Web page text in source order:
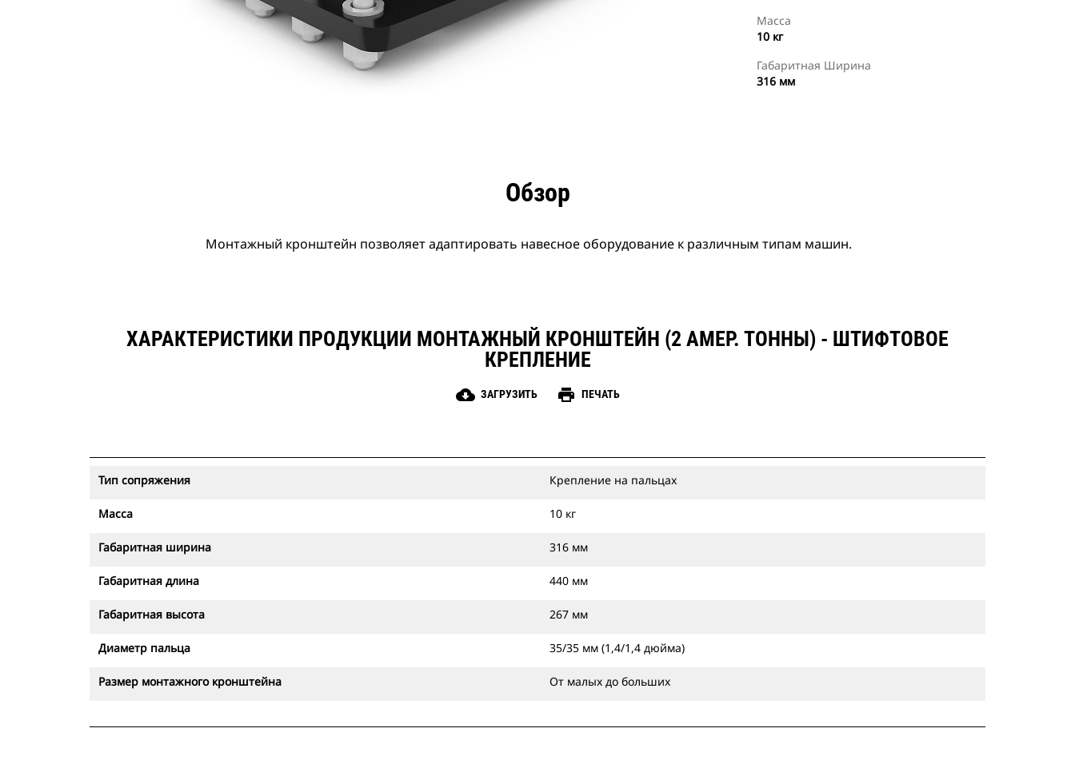
Масса
10 кг
Габаритная Ширина
316 мм
Обзор
Монтажный кронштейн позволяет адаптировать навесное оборудование к различным типам машин.
ХАРАКТЕРИСТИКИ ПРОДУКЦИИ МОНТАЖНЫЙ КРОНШТЕЙН (2 АМЕР. ТОННЫ) - ШТИФТОВОЕ
КРЕПЛЕНИЕ
cloud_download ЗАГРУЗИТЬ print ПЕЧАТЬ
Тип сопряжения Крепление на пальцах
Масса 10 кг
Габаритная ширина 316 мм
Габаритная длина 440 мм
Габаритная высота 267 мм
Диаметр пальца 35/35 мм (1,4/1,4 дюйма)
Размер монтажного кронштейна От малых до больших